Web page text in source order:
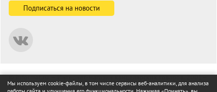
© informat.ru — Интернет-магазин канцелярских товаров. 2001—
2026
Мы используем cookie-файлы, в том числе сервисы веб-аналитики, для анализа